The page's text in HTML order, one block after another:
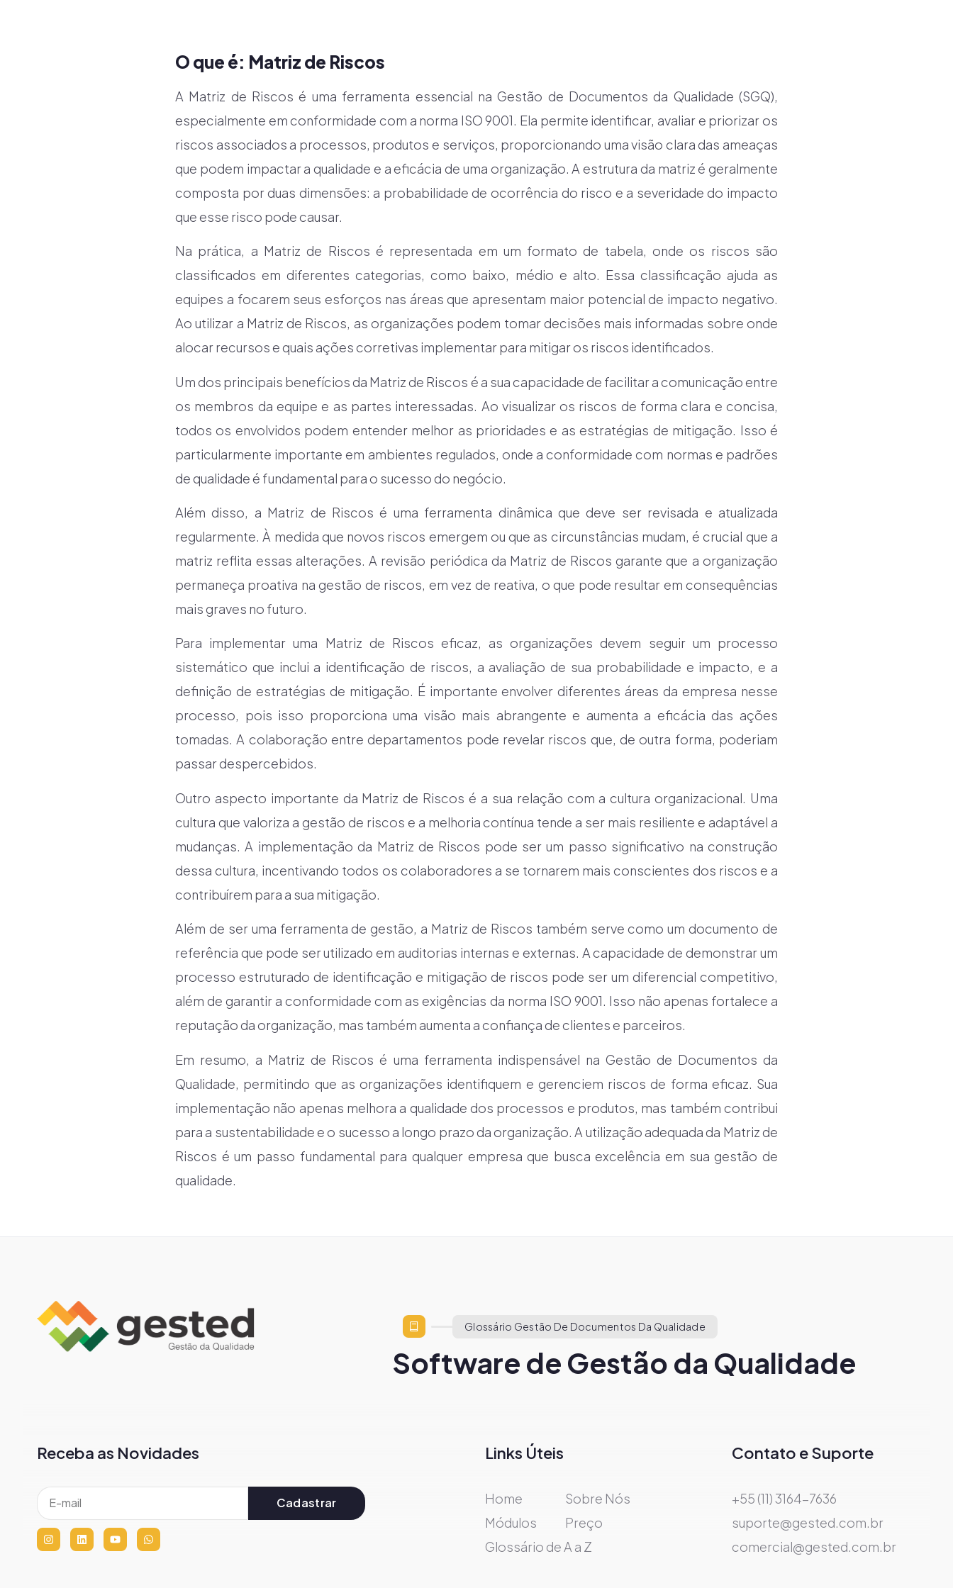
O que é: Matriz de Riscos
A Matriz de Riscos é uma ferramenta essencial na Gestão de Documentos da Qualidade (SGQ),
especialmente em conformidade com a norma ISO 9001. Ela permite identificar, avaliar e priorizar os
riscos associados a processos, produtos e serviços, proporcionando uma visão clara das ameaças
que podem impactar a qualidade e a eficácia de uma organização. A estrutura da matriz é geralmente
composta por duas dimensões: a probabilidade de ocorrência do risco e a severidade do impacto
que esse risco pode causar.
Na prática, a Matriz de Riscos é representada em um formato de tabela, onde os riscos são
classificados em diferentes categorias, como baixo, médio e alto. Essa classificação ajuda as
equipes a focarem seus esforços nas áreas que apresentam maior potencial de impacto negativo.
Ao utilizar a Matriz de Riscos, as organizações podem tomar decisões mais informadas sobre onde
alocar recursos e quais ações corretivas implementar para mitigar os riscos identificados.
Um dos principais benefícios da Matriz de Riscos é a sua capacidade de facilitar a comunicação entre
os membros da equipe e as partes interessadas. Ao visualizar os riscos de forma clara e concisa,
todos os envolvidos podem entender melhor as prioridades e as estratégias de mitigação. Isso é
particularmente importante em ambientes regulados, onde a conformidade com normas e padrões
de qualidade é fundamental para o sucesso do negócio.
Além disso, a Matriz de Riscos é uma ferramenta dinâmica que deve ser revisada e atualizada
regularmente. À medida que novos riscos emergem ou que as circunstâncias mudam, é crucial que a
matriz reflita essas alterações. A revisão periódica da Matriz de Riscos garante que a organização
permaneça proativa na gestão de riscos, em vez de reativa, o que pode resultar em consequências
mais graves no futuro.
Para implementar uma Matriz de Riscos eficaz, as organizações devem seguir um processo
sistemático que inclui a identificação de riscos, a avaliação de sua probabilidade e impacto, e a
definição de estratégias de mitigação. É importante envolver diferentes áreas da empresa nesse
processo, pois isso proporciona uma visão mais abrangente e aumenta a eficácia das ações
tomadas. A colaboração entre departamentos pode revelar riscos que, de outra forma, poderiam
passar despercebidos.
Outro aspecto importante da Matriz de Riscos é a sua relação com a cultura organizacional. Uma
cultura que valoriza a gestão de riscos e a melhoria contínua tende a ser mais resiliente e adaptável a
mudanças. A implementação da Matriz de Riscos pode ser um passo significativo na construção
dessa cultura, incentivando todos os colaboradores a se tornarem mais conscientes dos riscos e a
contribuírem para a sua mitigação.
Além de ser uma ferramenta de gestão, a Matriz de Riscos também serve como um documento de
referência que pode ser utilizado em auditorias internas e externas. A capacidade de demonstrar um
processo estruturado de identificação e mitigação de riscos pode ser um diferencial competitivo,
além de garantir a conformidade com as exigências da norma ISO 9001. Isso não apenas fortalece a
reputação da organização, mas também aumenta a confiança de clientes e parceiros.
Em resumo, a Matriz de Riscos é uma ferramenta indispensável na Gestão de Documentos da
Qualidade, permitindo que as organizações identifiquem e gerenciem riscos de forma eficaz. Sua
implementação não apenas melhora a qualidade dos processos e produtos, mas também contribui
para a sustentabilidade e o sucesso a longo prazo da organização. A utilização adequada da Matriz de
Riscos é um passo fundamental para qualquer empresa que busca excelência em sua gestão de
qualidade.
Glossário Gestão De Documentos Da Qualidade
Software de Gestão da Qualidade
Receba as Novidades
Cadastrar
Links Úteis
Home
Sobre Nós
Módulos
Preço
Glossário de A a Z
Contato e Suporte
+55 (11) 3164-7636
suporte@gested.com.br
comercial@gested.com.br